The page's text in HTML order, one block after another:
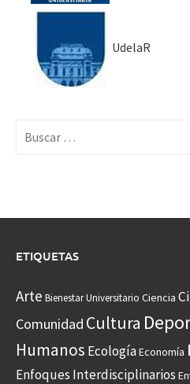
UdelaR
ETIQUETAS
Arte Bienestar Universitario Ciencia
Comunidad Cultura
Humanos EcologíaEconomía
Enfoques Interdisciplinarios